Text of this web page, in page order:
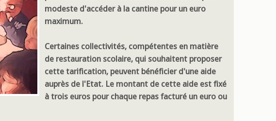
modeste d'accéder à la cantine pour un euro
maximum.
Certaines collectivités, compétentes en matière
de restauration scolaire, qui souhaitent proposer
cette tarification, peuvent bénéficier d'une aide
auprès de l'Etat. Le montant de cette aide est fixé
à trois euros pour chaque repas facturé un euro ou